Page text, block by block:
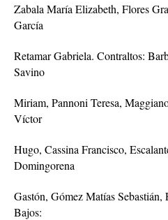
Zabala María Elizabeth, Flores
García
Retamar Gabriela. Contraltos:
Savino
Miriam, Pannoni Teresa,
Víctor
Hugo, Cassina Francisco,
Domingorena
Gastón, Gómez Matías
Bajos: